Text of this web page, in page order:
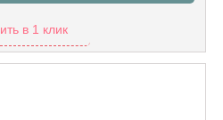
в 1 клик